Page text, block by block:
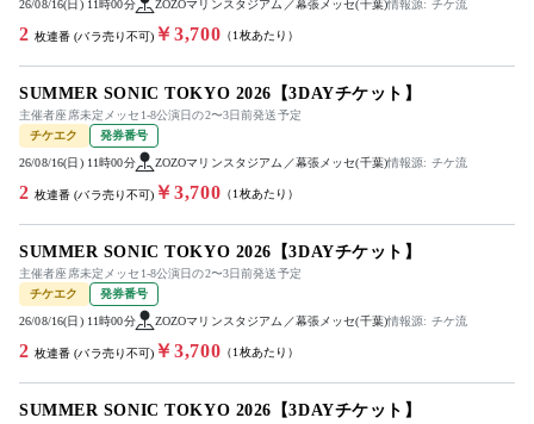
26/08/16(日) 11時00分 ZOZOマリンスタジアム／幕張メッセ(千葉)情報源: チケ流
2 枚連番 (バラ売り不可) ￥3,700 （1枚あたり）
SUMMER SONIC TOKYO 2026【3DAYチケット】
主催者座席未定メッセ1-8公演日の2〜3日前発送予定
チケエク
発券番号
26/08/16(日) 11時00分 ZOZOマリンスタジアム／幕張メッセ(千葉)情報源: チケ流
2 枚連番 (バラ売り不可) ￥3,700 （1枚あたり）
SUMMER SONIC TOKYO 2026【3DAYチケット】
主催者座席未定メッセ1-8公演日の2〜3日前発送予定
チケエク
発券番号
26/08/16(日) 11時00分 ZOZOマリンスタジアム／幕張メッセ(千葉)情報源: チケ流
2 枚連番 (バラ売り不可) ￥3,700 （1枚あたり）
SUMMER SONIC TOKYO 2026【3DAYチケット】